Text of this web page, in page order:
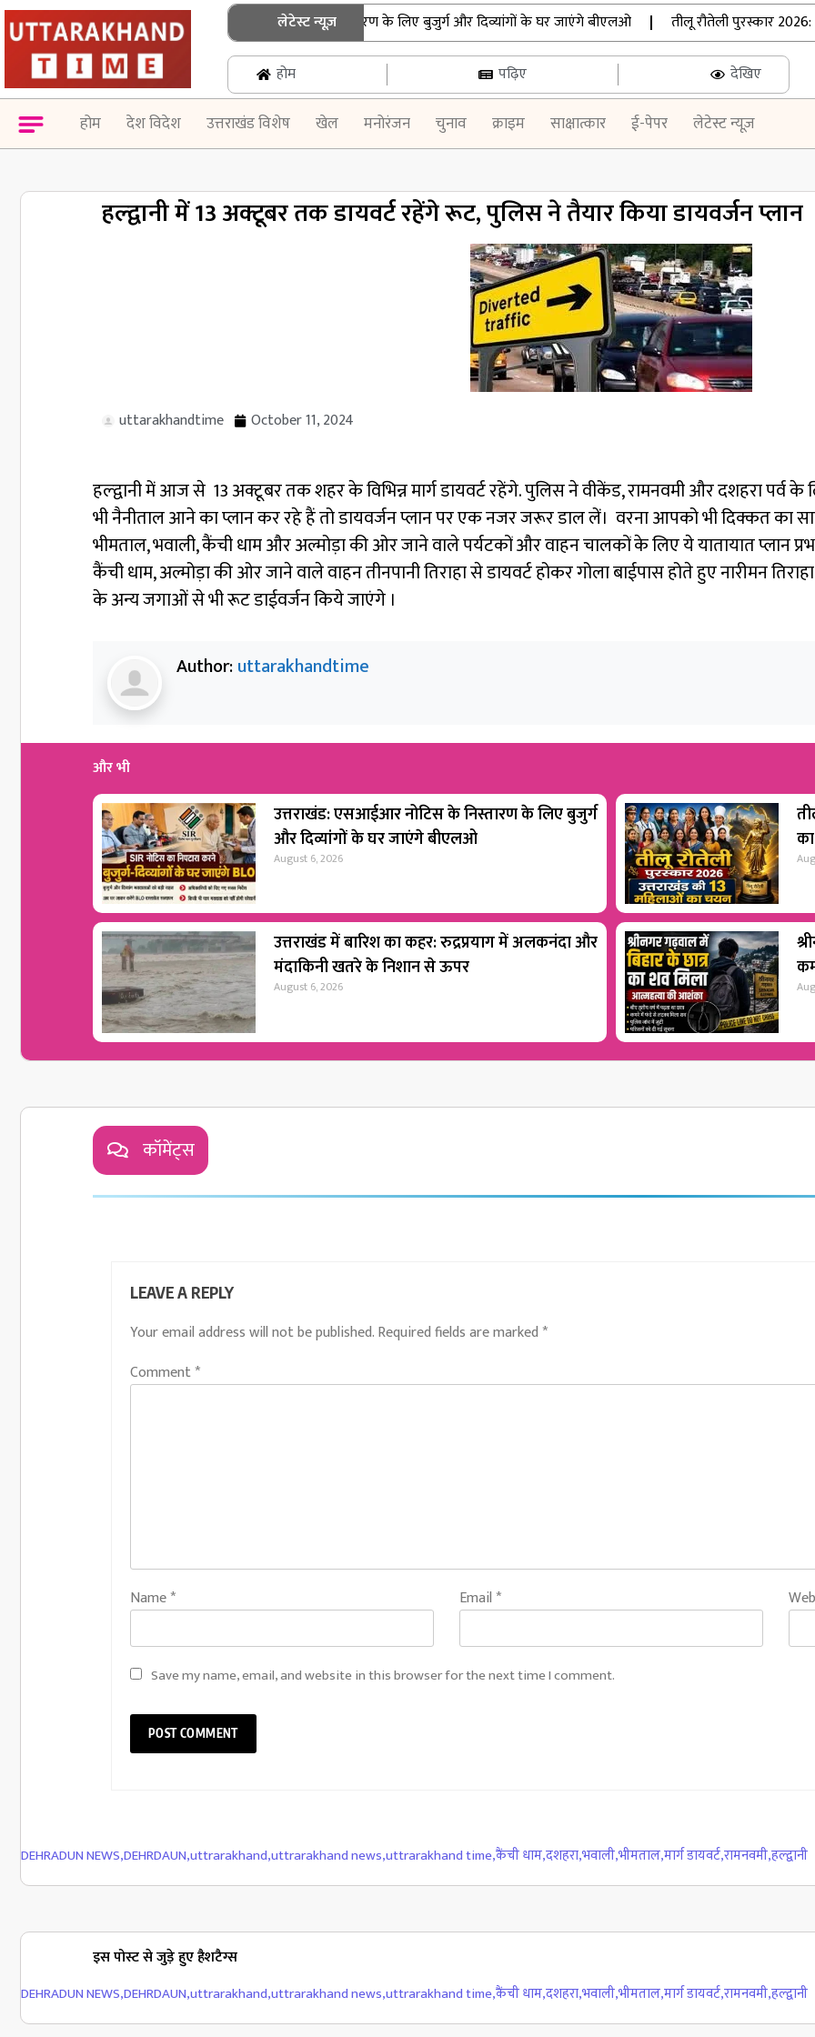
लेटेस्ट न्यूज़
उत्तराखंड: एसआईआर नोटिस के निस्तारण के लिए बुजुर्ग और दिव्यांगों के घर जाएंगे बीएलओ | तीलू रौतेली पुरस्कार 2026:
होम पढ़िए देखिए
होम देश विदेश उत्तराखंड विशेष खेल मनोरंजन चुनाव क्राइम साक्षात्कार ई-पेपर लेटेस्ट न्यूज़
हल्द्वानी में 13 अक्टूबर तक डायवर्ट रहेंगे रूट, पुलिस ने तैयार किया डायवर्जन प्लान
uttarakhandtime October 11, 2024
हल्द्वानी में आज से 13 अक्टूबर तक शहर के विभिन्न मार्ग डायवर्ट रहेंगे. पुलिस ने वीकेंड, रामनवमी और दशहरा पर्व
भी नैनीताल आने का प्लान कर रहे हैं तो डायवर्जन प्लान पर एक नजर जरूर डाल लें। वरना आपको भी दिक्कत का
भीमताल, भवाली, कैंची धाम और अल्मोड़ा की ओर जाने वाले पर्यटकों और वाहन चालकों के लिए ये यातायात प्लान
कैंची धाम, अल्मोड़ा की ओर जाने वाले वाहन तीनपानी तिराहा से डायवर्ट होकर गोला बाईपास होते हुए नारीमन
के अन्य जगाओं से भी रूट डाईवर्जन किये जाएंगे ।
Author:uttarakhandtime
और भी
उत्तराखंड: एसआईआर नोटिस के निस्तारण के लिए बुजुर्ग
और दिव्यांगों के घर जाएंगे बीएलओ
August 6, 2026
उत्तराखंड में बारिश का कहर: रुद्रप्रयाग में अलकनंदा और
मंदाकिनी खतरे के निशान से ऊपर
August 6, 2026
कॉमेंट्स
LEAVE A REPLY
Your email address will not be published.Required fields are marked *
Comment*
Name* Email *
Save my name, email, and website in this browser for the next time I comment.
DEHRADUN NEWS,DEHRDAUN,uttrarakhand,uttrarakhand news,uttrarakhand time,कैंची धाम,दशहरा,भवाली,भीमताल,मार्ग डायवर्ट,रामनवमी,हल्द्वानी
इस पोस्ट से जुड़े हुए हैशटैग्स
DEHRADUN NEWS,DEHRDAUN,uttrarakhand,uttrarakhand news,uttrarakhand time,कैंची धाम,दशहरा,भवाली,भीमताल,मार्ग डायवर्ट,रामनवमी,हल्द्वानी